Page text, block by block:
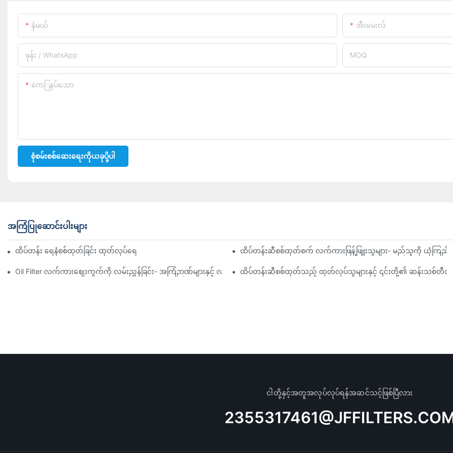
နံမယ် အီးမေးလ်
ဖုန်း / WhatsApp MOQ
ကေြနပ်သော
စုံစမ်းစစ်ဆေးရေးကိုယခုပို့ပါ
အကြံပြုဆောင်းပါးများ
ထိပ်တန်း ရေနံစစ်ထုတ်ခြင်း ထုတ်လုပ်ရေးကုမ္ပဏီများ- ပြည့်စုံသော ခြုံငုံသုံးသပ်ချက်ထိပ်တန်းဆီစစ်ထုတ်စက် လက်ကားဖြန့်ဖြူးသူများ- မည်သူကို ယုံကြည်
Oil Filter လက်ကားစျေးကွက်ကို လမ်းညွှန်ခြင်း- အကြံဉာဏ်များနှင့် လှည့်ကွက်များထိပ်တန်းဆီစစ်ထုတ်သည့် ထုတ်လုပ်သူများနှင့် ၎င်းတို့၏ ဆန်းသစ်တီထွင်မှုမ
ငါတို့နှင့်အတူအလုပ်လုပ်ရန်အဆင်သင့်ဖြစ်ပြီလား